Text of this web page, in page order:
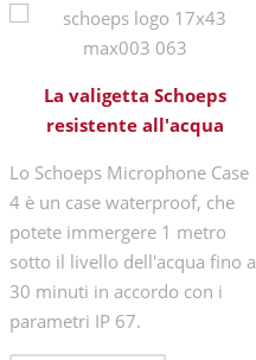
La valigetta Schoeps
resistente all'acqua
Lo Schoeps Microphone Case
4 è un case waterproof, che
potete immergere 1 metro
sotto il livello dell'acqua fino a
30 minuti in accordo con i
parametri IP 67.